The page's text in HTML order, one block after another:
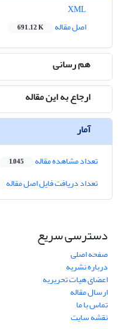
اصل مقاله
691.12 K
هم رسانی
ارجاع به این مقاله
آمار
تعداد مشاهده مقاله 1,045
تعداد دریافت فایل اصل مقاله
دسترسی سریع
صفحه اصلی
درباره نشریه
اعضای هیات تحریریه
ارسال مقاله
تماس با ما
نقشه سایت